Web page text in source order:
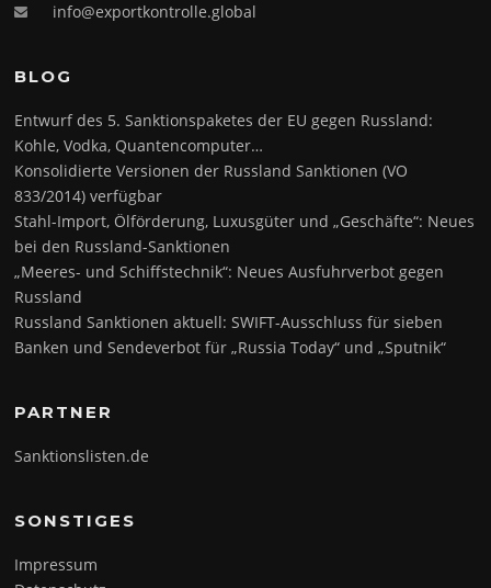
info@exportkontrolle.global
BLOG
Entwurf des 5. Sanktionspaketes der EU gegen Russland:
Kohle, Vodka, Quantencomputer…
Konsolidierte Versionen der Russland Sanktionen (VO
833/2014) verfügbar
Stahl-Import, Ölförderung, Luxusgüter und „Geschäfte“: Neues
bei den Russland-Sanktionen
„Meeres- und Schiffstechnik“: Neues Ausfuhrverbot gegen
Russland
Russland Sanktionen aktuell: SWIFT-Ausschluss für sieben
Banken und Sendeverbot für „Russia Today“ und „Sputnik“
PARTNER
Sanktionslisten.de
SONSTIGES
Impressum